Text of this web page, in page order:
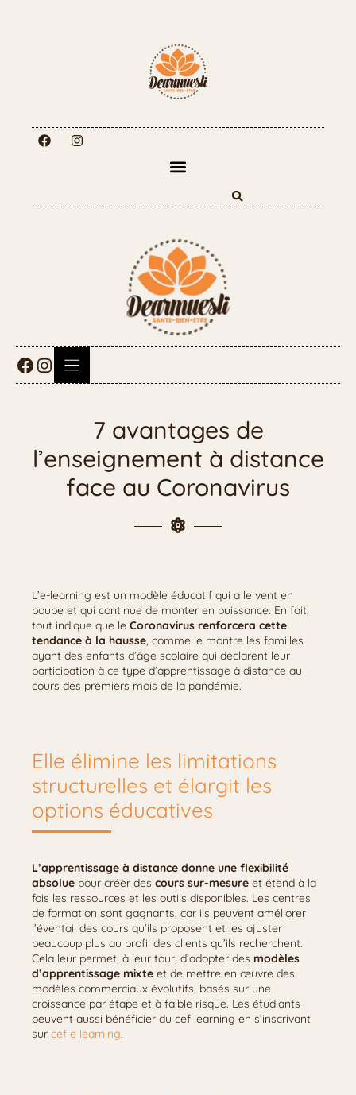
7 avantages de
l’enseignement à distance
face au Coronavirus
L’e-learning est un modèle éducatif qui a le vent en
poupe et qui continue de monter en puissance. En fait,
tout indique que le Coronavirus renforcera cette
tendance à la hausse, comme le montre les familles
ayant des enfants d’âge scolaire qui déclarent leur
participation à ce type d’apprentissage à distance au
cours des premiers mois de la pandémie.
Elle élimine les limitations
structurelles et élargit les
options éducatives
L’apprentissage à distance donne une flexibilité
absolue pour créer des cours sur-mesure et étend à la
fois les ressources et les outils disponibles. Les centres
de formation sont gagnants, car ils peuvent améliorer
l’éventail des cours qu’ils proposent et les ajuster
beaucoup plus au profil des clients qu’ils recherchent.
Cela leur permet, à leur tour, d’adopter des modèles
d’apprentissage mixte et de mettre en œuvre des
modèles commerciaux évolutifs, basés sur une
croissance par étape et à faible risque. Les étudiants
peuvent aussi bénéficier du cef learning en s’inscrivant
sur cef e learning.